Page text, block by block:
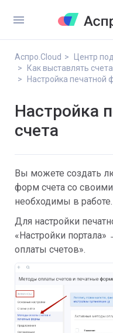

Аспро.Cloud Центр
Как выставлять
Настройка печатной
Настройка
счета
Вы можете создать
форм счета со
необходимы в работе.
Для настройки
«Настройки
оплаты счетов».